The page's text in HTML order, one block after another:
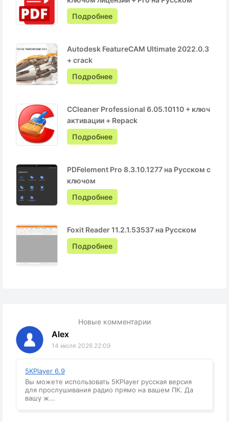
Подробнее
Autodesk FeatureCAM Ultimate 2022.0.3
+ crack
Подробнее
CCleaner Professional 6.05.10110 + ключ
активации + Repack
Подробнее
PDFelement Pro 8.3.10.1277 на Русском с
ключом
Подробнее
Foxit Reader 11.2.1.53537 на Русском
Подробнее
Новые комментарии
Alex
14 июля 2026 22:09
5KPlayer 6.9
Вы можете использовать 5KPlayer русская версия
для прослушивания радио прямо на вашем ПК. Да
вашу ж...